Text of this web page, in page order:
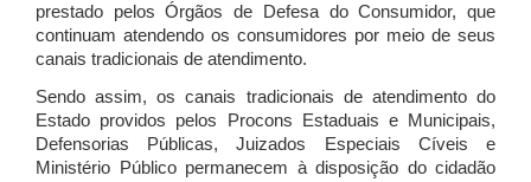
prestado pelos Órgãos de Defesa do Consumidor, que
continuam atendendo os consumidores por meio de seus
canais tradicionais de atendimento.
Sendo assim, os canais tradicionais de atendimento do
Estado providos pelos Procons Estaduais e Municipais,
Defensorias Públicas, Juizados Especiais Cíveis e
Ministério Público permanecem à disposição do cidadão